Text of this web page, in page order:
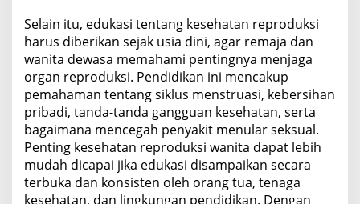
Selain itu, edukasi tentang kesehatan reproduksi
harus diberikan sejak usia dini, agar remaja dan
wanita dewasa memahami pentingnya menjaga
organ reproduksi. Pendidikan ini mencakup
pemahaman tentang siklus menstruasi, kebersihan
pribadi, tanda-tanda gangguan kesehatan, serta
bagaimana mencegah penyakit menular seksual.
Penting kesehatan reproduksi wanita dapat lebih
mudah dicapai jika edukasi disampaikan secara
terbuka dan konsisten oleh orang tua, tenaga
kesehatan, dan lingkungan pendidikan. Dengan